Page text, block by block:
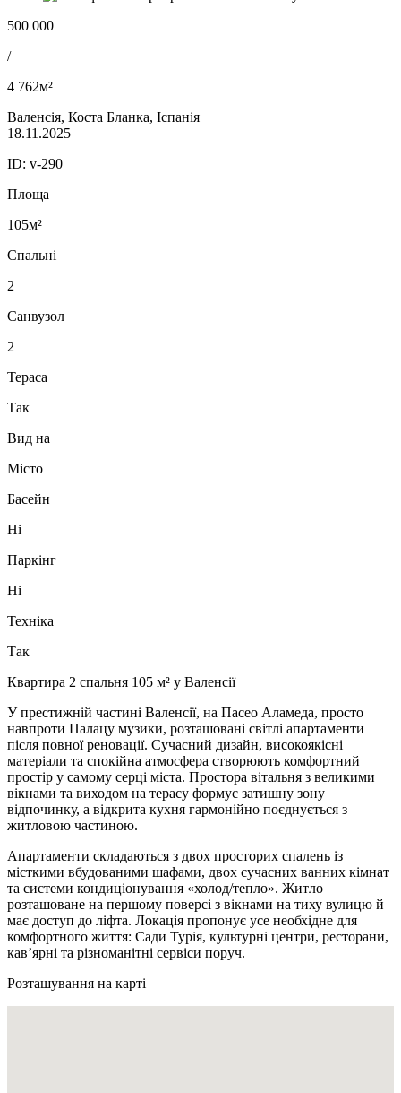
500 000
/
4 762м²
Валенсія, Коста Бланка, Іспанія
18.11.2025
ID: v-290
Площа
105м²
Спальні
2
Санвузол
2
Тераса
Так
Вид на
Місто
Басейн
Ні
Паркінг
Ні
Техніка
Так
Квартира 2 спальня 105 м² у Валенсії
У престижній частині Валенсії, на Пасео Аламеда, просто
навпроти Палацу музики, розташовані світлі апартаменти
після повної реновації. Сучасний дизайн, високоякісні
матеріали та спокійна атмосфера створюють комфортний
простір у самому серці міста. Простора вітальня з великими
вікнами та виходом на терасу формує затишну зону
відпочинку, а відкрита кухня гармонійно поєднується з
житловою частиною.
Апартаменти складаються з двох просторих спалень із
місткими вбудованими шафами, двох сучасних ванних кімнат
та системи кондиціонування «холод/тепло». Житло
розташоване на першому поверсі з вікнами на тиху вулицю й
має доступ до ліфта. Локація пропонує усе необхідне для
комфортного життя: Сади Турія, культурні центри, ресторани,
кав’ярні та різноманітні сервіси поруч.
Розташування на карті